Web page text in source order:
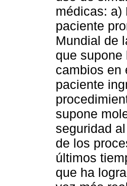
médicas: a)
paciente
Mundial de
que
cambios en
paciente
supone
seguridad
de los
últimos
que ha